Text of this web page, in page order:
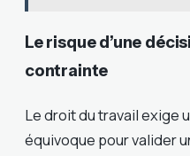
Le risque d’une
contrainte
Le droit du travail exige
équivoque pour valider